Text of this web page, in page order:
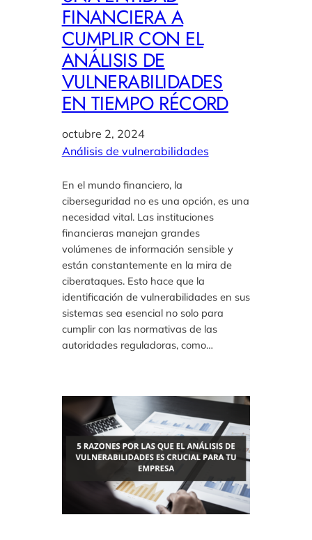
FINANCIERA A
CUMPLIR CON EL
ANÁLISIS DE
VULNERABILIDADES
EN TIEMPO RÉCORD
octubre 2, 2024
Análisis de vulnerabilidades
En el mundo financiero, la
ciberseguridad no es una opción, es una
necesidad vital. Las instituciones
financieras manejan grandes
volúmenes de información sensible y
están constantemente en la mira de
ciberataques. Esto hace que la
identificación de vulnerabilidades en sus
sistemas sea esencial no solo para
cumplir con las normativas de las
autoridades reguladoras, como…